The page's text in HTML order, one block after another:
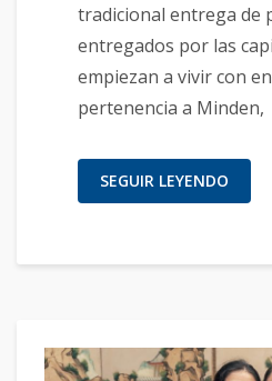
tradicional entrega de
entregados por las
empiezan a vivir con
pertenencia a Minden,
SEGUIR LEYENDO